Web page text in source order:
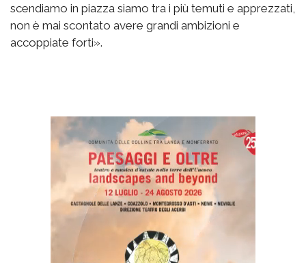
scendiamo in piazza siamo tra i più temuti e apprezzati,
non è mai scontato avere grandi ambizioni e
accoppiate forti».